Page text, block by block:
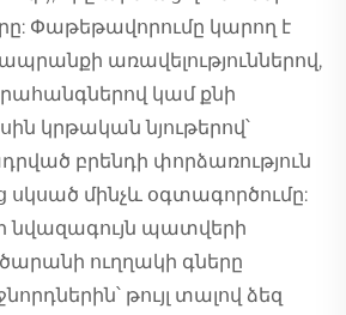
Փաթեթավորումը կարող է
ապրանքի առավելություններով,
կամ քնի
կրթական նյութերով՝
բրենդի փորձառություն
սկսած մինչև օգտագործումը:
նվազագույն պատվերի
ուղղակի գները
թույլ տալով ձեզ